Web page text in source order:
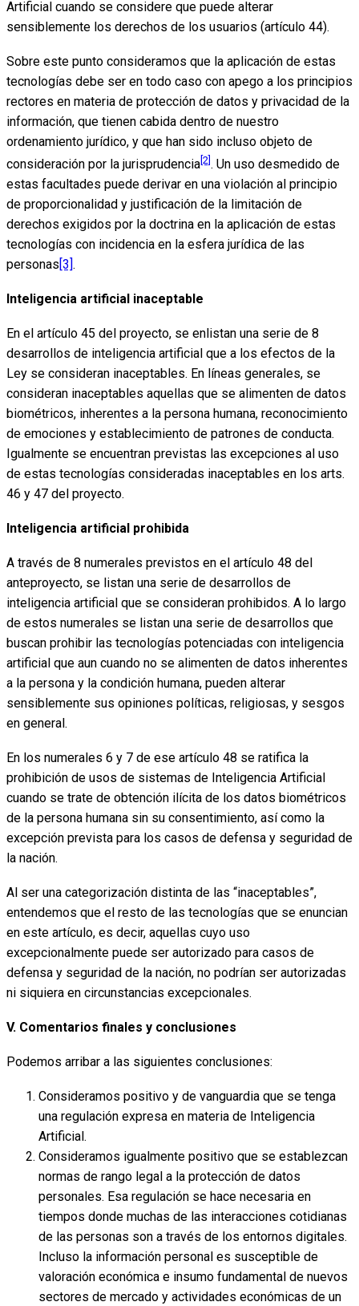
Artificial cuando se considere que puede alterar
sensiblemente los derechos de los usuarios (artículo 44).
Sobre este punto consideramos que la aplicación de estas
tecnologías debe ser en todo caso con apego a los principios
rectores en materia de protección de datos y privacidad de la
información, que tienen cabida dentro de nuestro
ordenamiento jurídico, y que han sido incluso objeto de
consideración por la jurisprudencia[2]. Un uso desmedido de
estas facultades puede derivar en una violación al principio
de proporcionalidad y justificación de la limitación de
derechos exigidos por la doctrina en la aplicación de estas
tecnologías con incidencia en la esfera jurídica de las
personas[3].
Inteligencia artificial inaceptable
En el artículo 45 del proyecto, se enlistan una serie de 8
desarrollos de inteligencia artificial que a los efectos de la
Ley se consideran inaceptables. En líneas generales, se
consideran inaceptables aquellas que se alimenten de datos
biométricos, inherentes a la persona humana, reconocimiento
de emociones y establecimiento de patrones de conducta.
Igualmente se encuentran previstas las excepciones al uso
de estas tecnologías consideradas inaceptables en los arts.
46 y 47 del proyecto.
Inteligencia artificial prohibida
A través de 8 numerales previstos en el artículo 48 del
anteproyecto, se listan una serie de desarrollos de
inteligencia artificial que se consideran prohibidos. A lo largo
de estos numerales se listan una serie de desarrollos que
buscan prohibir las tecnologías potenciadas con inteligencia
artificial que aun cuando no se alimenten de datos inherentes
a la persona y la condición humana, pueden alterar
sensiblemente sus opiniones políticas, religiosas, y sesgos
en general.
En los numerales 6 y 7 de ese artículo 48 se ratifica la
prohibición de usos de sistemas de Inteligencia Artificial
cuando se trate de obtención ilícita de los datos biométricos
de la persona humana sin su consentimiento, así como la
excepción prevista para los casos de defensa y seguridad de
la nación.
Al ser una categorización distinta de las “inaceptables”,
entendemos que el resto de las tecnologías que se enuncian
en este artículo, es decir, aquellas cuyo uso
excepcionalmente puede ser autorizado para casos de
defensa y seguridad de la nación, no podrían ser autorizadas
ni siquiera en circunstancias excepcionales.
V. Comentarios finales y conclusiones
Podemos arribar a las siguientes conclusiones:
Consideramos positivo y de vanguardia que se tenga
una regulación expresa en materia de Inteligencia
Artificial.
Consideramos igualmente positivo que se establezcan
normas de rango legal a la protección de datos
personales. Esa regulación se hace necesaria en
tiempos donde muchas de las interacciones cotidianas
de las personas son a través de los entornos digitales.
Incluso la información personal es susceptible de
valoración económica e insumo fundamental de nuevos
sectores de mercado y actividades económicas de un